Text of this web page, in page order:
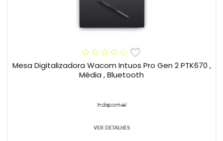
Mesa Digitalizadora Wacom Intuos Pro Gen 2 PTK670 ,
Média , Bluetooth
Indisponível
VER DETALHES